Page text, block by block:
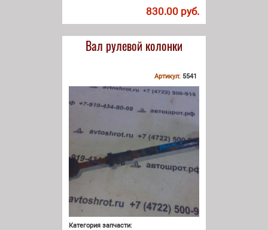
830.00 руб.
Вал рулевой колонки
Артикул: 5541
Категория запчасти: